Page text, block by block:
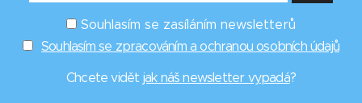
Souhlasím se zasíláním newsletterů
Souhlasím se zpracováním a ochranou osobních údajů
Chcete vidět jak náš newsletter vypadá?